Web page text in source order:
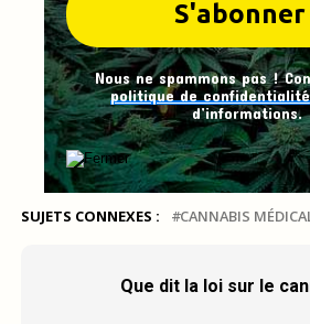
Nous ne spammons pas !
politique de confidentialité
d’informations.
SUJETS CONNEXES : CANNABIS
Que dit la loi sur le